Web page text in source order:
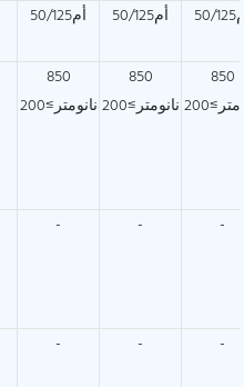
أم50/125 أم50/125
850
نانومتر≥200
850
نانومتر≥200
850
- - -
- - -